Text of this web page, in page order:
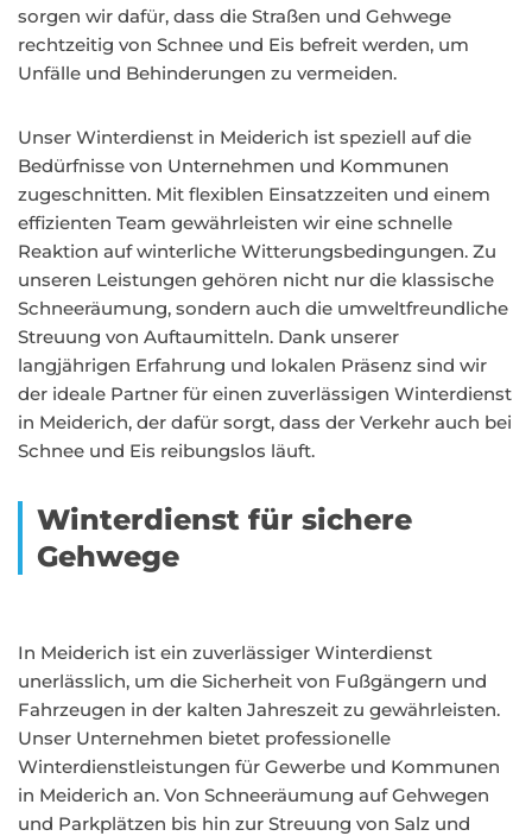
sorgen wir dafür, dass die Straßen und Gehwege
rechtzeitig von Schnee und Eis befreit werden, um
Unfälle und Behinderungen zu vermeiden.
Unser Winterdienst in Meiderich ist speziell auf die
Bedürfnisse von Unternehmen und Kommunen
zugeschnitten. Mit flexiblen Einsatzzeiten und einem
effizienten Team gewährleisten wir eine schnelle
Reaktion auf winterliche Witterungsbedingungen. Zu
unseren Leistungen gehören nicht nur die klassische
Schneeräumung, sondern auch die umweltfreundliche
Streuung von Auftaumitteln. Dank unserer
langjährigen Erfahrung und lokalen Präsenz sind wir
der ideale Partner für einen zuverlässigen Winterdienst
in Meiderich, der dafür sorgt, dass der Verkehr auch bei
Schnee und Eis reibungslos läuft.
Winterdienst für sichere
Gehwege
In Meiderich ist ein zuverlässiger Winterdienst
unerlässlich, um die Sicherheit von Fußgängern und
Fahrzeugen in der kalten Jahreszeit zu gewährleisten.
Unser Unternehmen bietet professionelle
Winterdienstleistungen für Gewerbe und Kommunen
in Meiderich an. Von Schneeräumung auf Gehwegen
und Parkplätzen bis hin zur Streuung von Salz und